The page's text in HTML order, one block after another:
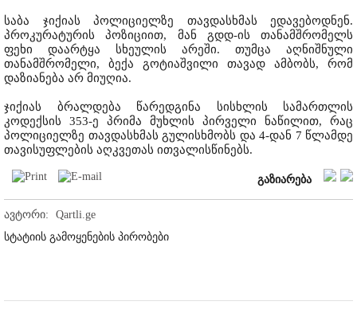
საბა ჯიქიას პოლიციელზე თავდასხმას ედავებოდნენ.
პროკურატურის პოზიციით, მან გდდ-ის თანამშრომელს
ფეხი დაარტყა სხეულის არეში. თუმცა აღნიშნული
თანამშრომელი, ბექა გოტიაშვილი თავად ამბობს, რომ
დაზიანება არ მიუღია.
ჯიქიას ბრალდება წარედგინა სისხლის სამართლის
კოდექსის 353-ე პრიმა მუხლის პირველი ნაწილით, რაც
პოლიციელზე თავდასხმას გულისხმობს და 4-დან 7 წლამდე
თავისუფლების აღკვეთას ითვალისწინებს.
გაზიარება
ავტორი:
Qartli.ge
სტატიის გამოყენების პირობები